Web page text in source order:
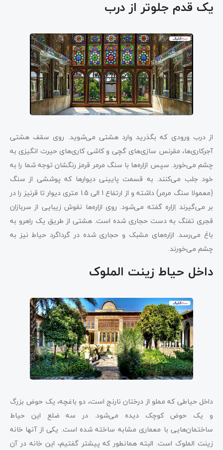
یک قدم جلوتر از درب
از درب ورودی که بگذرید وارد هشتی می‌شوید. روی سقف هشتی
آجرکاری‌ها، مقرنس سازی‌های گچی و کاشی کاری‌های حیرت انگیزی به
چشم می‌خورد. سپس ازاره‌ها با سنگ مرمر قرمز رنگشان توجه شما را به
خود جلب می‌کنند. به قسمت پایینی دیوارها که پوششی از سنگ
(معمولا سنگ مرمر) داشته و از ارتفاع 1 الی 1.5 متری دیوار تا قرنیز را در
بر می‌گیرند اِزاره گفته می‌شود. روی ازاره‌ها نقوش زیبایی از سربازان
قجری تفنگ به دست حجاری شده است. هشتی از طریق یک راهرو به
باغ می‌رسد. ازاره‌های مشبک و حجاری شده در گرداگرد حیاط نیز به
چشم می‌خورند.
داخل حیاط زینت الملوک
داخل حیاطی که مملو از درختان نارنج است، دو باغچه، یک حوض بزرگ
و یک حوض کوچک دیده می‌شود. در سه ضلع این حیاط
ساختمان‌هایی با معماری مشابه ساخته شده است. یکی از آنها خانه
زینت الملوک است. البته همانطور که پیشتر گفتیم، این خانه در آن